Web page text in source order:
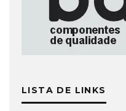
LISTA DE LINKS